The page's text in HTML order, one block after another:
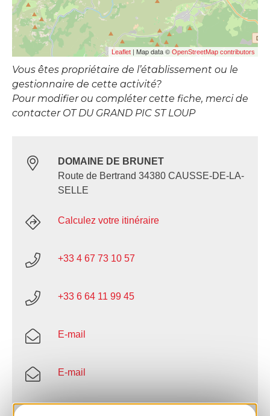
Leaflet | Map data © OpenStreetMap contributors
Vous êtes propriétaire de l’établissement ou le
gestionnaire de cette activité?
Pour modifier ou compléter cette fiche, merci de
contacter OT DU GRAND PIC ST LOUP
DOMAINE DE BRUNET
Route de Bertrand 34380 CAUSSE-DE-LA-
SELLE
Calculez votre itinéraire
+33 4 67 73 10 57
+33 6 64 11 99 45
E-mail
E-mail